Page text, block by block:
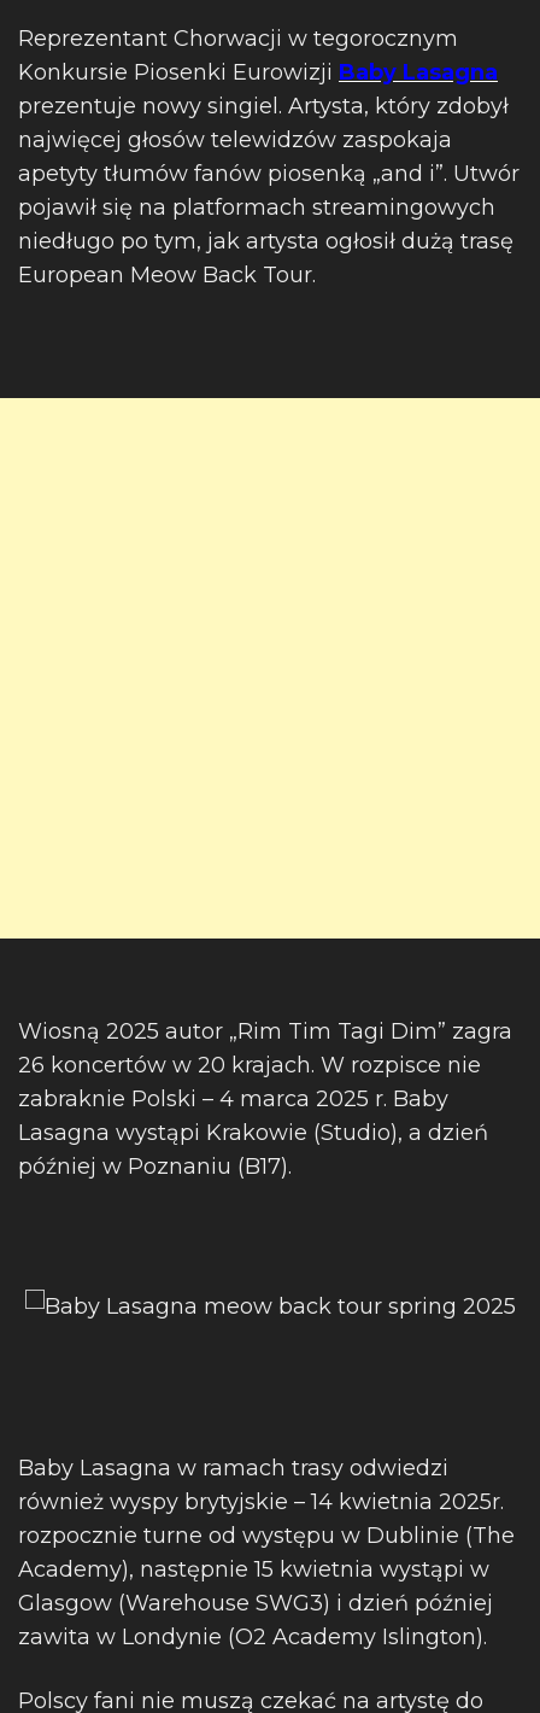
Reprezentant Chorwacji w tegorocznym
Konkursie Piosenki Eurowizji Baby Lasagna
prezentuje nowy singiel. Artysta, który zdobył
najwięcej głosów telewidzów zaspokaja
apetyty tłumów fanów piosenką „and i”. Utwór
pojawił się na platformach streamingowych
niedługo po tym, jak artysta ogłosił dużą trasę
European Meow Back Tour.
Wiosną 2025 autor „Rim Tim Tagi Dim” zagra
26 koncertów w 20 krajach. W rozpisce nie
zabraknie Polski – 4 marca 2025 r. Baby
Lasagna wystąpi Krakowie (Studio), a dzień
później w Poznaniu (B17).
Baby Lasagna w ramach trasy odwiedzi
również wyspy brytyjskie – 14 kwietnia 2025r.
rozpocznie turne od występu w Dublinie (The
Academy), następnie 15 kwietnia wystąpi w
Glasgow (Warehouse SWG3) i dzień później
zawita w Londynie (O2 Academy Islington).
Polscy fani nie muszą czekać na artystę do